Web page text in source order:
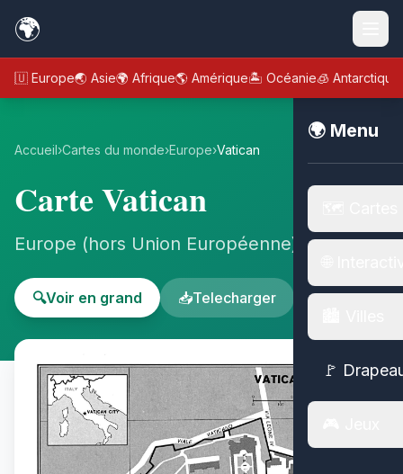
🌍
🇪🇺 Europe🌏 Asie🌍 Afrique🌎 Amérique🏝️ Océanie🧊 Antarctique
🌍 Menu
🚩
Accueil›Cartes du monde›Europe›Vatican
Carte Vatican
Europe (hors Union Européenne) - Europe
🔍Voir en grand 📥Telecharger